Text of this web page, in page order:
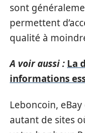
sont
permettent
qualité à
A voir aussi : La
informations
Leboncoin,
autant de sites